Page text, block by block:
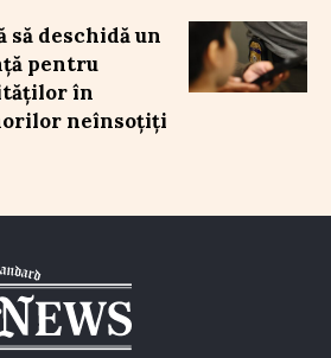
să deschidă un
pentru
în
neînsoțiți